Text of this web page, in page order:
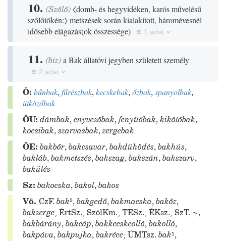
10. (Szőlő)〈domb- és hegyvidéken, karós művelésű
szőlőtőkén:〉metszések során kialakított, háromévesnél
idősebb elágazás(ok összessége) 1 adat
11. (biz)a Bak állatövi jegyben született személy
2 adat
Ö: bűnbak,fűrészbak,kecskebak,őzbak,spanyolbak,
ütközőbak
ÖU: dámbak,enyvezőbak,fenyítőbak,kikötőbak,
kocsibak,szarvasbak,zergebak
ÖE: bakbőr,bakcsavar,bakdühödés,bakhús,
bakláb,bakmetszés,bakszag,bakszán,bakszarv,
bakülés
Sz: bakocska,bakol,bakos
Vö. CzF. bak⁵,bakgedő,bakmacska,bakőz,
bakzerge; ÉrtSz.; SzólKm.; TESz.; ÉKsz.; SzT. ~,
bakbárány,bakcáp,bakkecskeolló,bakolló,
bakpáva,bakpujka,bakréce; ÚMTsz. bak¹,